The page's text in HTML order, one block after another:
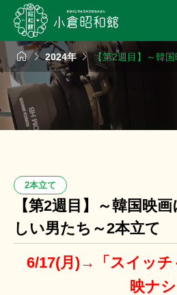
2024年【第2週目】～韓
2本立て
【第2週目】～韓国映
しい男たち～2本立て
6/17(月)→「スイッチ
映ナシ